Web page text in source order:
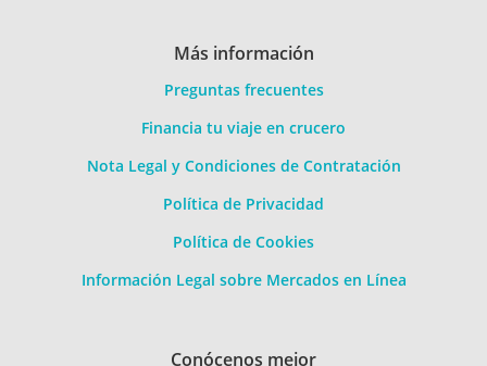
Más información
Preguntas frecuentes
Financia tu viaje en crucero
Nota Legal y Condiciones de Contratación
Política de Privacidad
Política de Cookies
Información Legal sobre Mercados en Línea
Conócenos mejor